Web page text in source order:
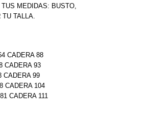
MEDIDAS: BUSTO,
TALLA.
CADERA 88
CADERA 93
CADERA 99
CADERA 104
CADERA 111